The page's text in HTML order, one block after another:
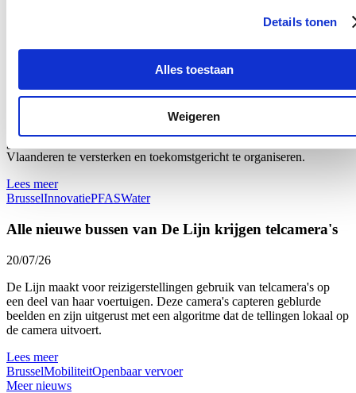
Details tonen
Alles toestaan
Weigeren
Vlaamse waterbedrijven zetten in op innovatie
20/07/26
De Vlaamse Regering keurde het Strategisch Plan
goed. Het strategisch plan heeft als doel de drinkwatervoorziening in
Vlaanderen te versterken en toekomstgericht te organiseren.
Lees meer
BrusselInnovatiePFASWater
Alle nieuwe bussen van De Lijn krijgen telcamera's
20/07/26
De Lijn maakt voor reizigerstellingen gebruik van telcamera's op
een deel van haar voertuigen. Deze camera's capteren geblurde
beelden en zijn uitgerust met een algoritme dat de tellingen lokaal op
de camera uitvoert.
Lees meer
BrusselMobiliteitOpenbaar vervoer
Meer nieuws